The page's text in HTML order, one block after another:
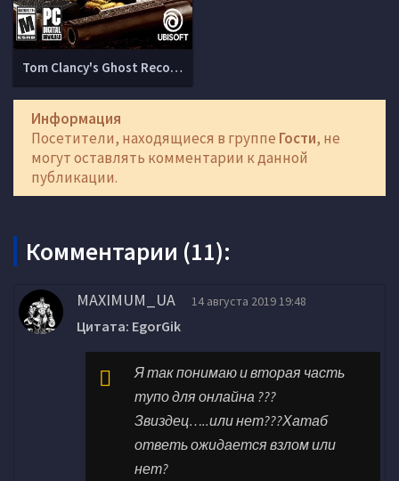
Tom Clancy's Ghost Recon: Wildlands - Ultimate Edition (v 4792145 + DLCs)
Информация
Посетители, находящиеся в группе Гости, не
могут оставлять комментарии к данной
публикации.
Комментарии (11):
MAXIMUM_UA 14 августа 2019 19:48
Цитата: EgorGik
Я так понимаю и вторая часть
тупо для онлайна ???
Звиздец…..или нет???Хатаб
ответь ожидается взлом или
нет?